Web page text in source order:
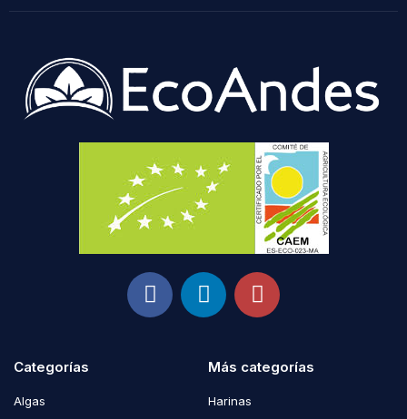
Categorías
Algas
Más categorías
Harinas